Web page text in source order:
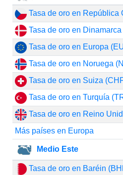
Tasa de oro en República
Tasa de oro en
Tasa de oro en Europa
Tasa de oro en Noruega
Tasa de oro en Suiza
Tasa de oro en Turquía
Tasa de oro en Reino
Más países en Europa
Medio Este
Tasa de oro en Baréin